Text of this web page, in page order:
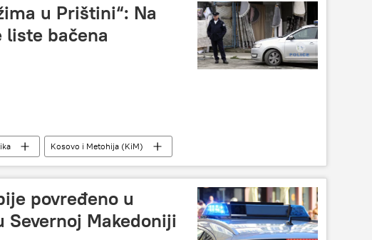
u Prištini“: Na
liste bačena
Kosovo i Metohija (KiM)
povređeno u
Severnoj Makedoniji